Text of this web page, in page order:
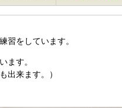
習をしています。
ます。
出来ます。）